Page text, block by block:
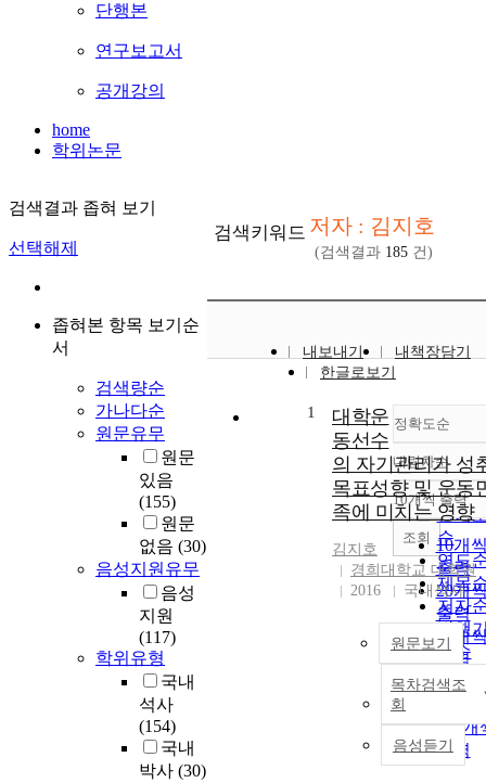
단행본
연구보고서
공개강의
home
학위논문
검색결과 좁혀 보기
선택해제
좁혀본 항목 보기순
서
검색량순
가나다순
원문유무
원문
있음
(155)
원문
없음 (30)
음성지원유무
음성
지원
(117)
학위유형
국내
석사
(154)
국내
박사 (30)
검색키워드 저자 : 김지호
(검색결과 185 건)
내보내기
내책장담기
한글로보기
정확도순
정확
순
인기
순
연도
제목
저자
발행
관순
내림차순
내림
10개씩 출력
10개
출력
20개
출력
30개
출력
50개
100개
출력
조회
1
대학운
동선수
의 자기관리가 성
목표성향 및 운동
족에 미치는 영향
김지호
경희대학교 대학원
2016
국내석사
원문보기
목차검색조
회
음성듣기